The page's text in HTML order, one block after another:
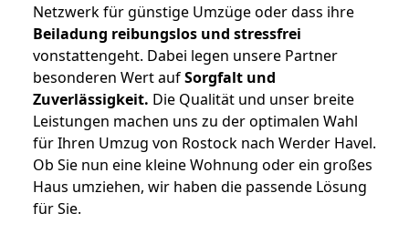
Netzwerk für günstige Umzüge oder dass ihre
Beiladung reibungslos und stressfrei
vonstattengeht. Dabei legen unsere Partner
besonderen Wert aufSorgfalt und
Zuverlässigkeit. Die Qualität und unser breite
Leistungen machen uns zu der optimalen Wahl
für Ihren Umzug von Rostock nach Werder Havel.
Ob Sie nun eine kleine Wohnung oder ein großes
Haus umziehen, wir haben die passende Lösung
für Sie.